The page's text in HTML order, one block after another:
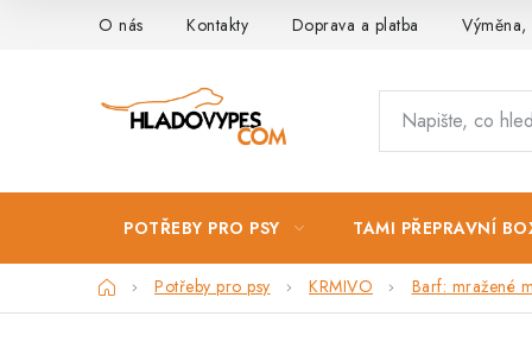
O nás Kontakty Doprava a platba
POTŘEBY PRO PSY TAMI PŘEPRAVNÍ
DomůPotřeby pro psy KRMIVO Barf: mražené